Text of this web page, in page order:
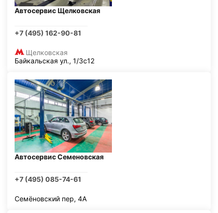
Автосервис Щелковская
+7 (495) 162-90-81
Щелковская
Байкальская ул., 1/3с12
Автосервис Семеновская
+7 (495) 085-74-61
Семёновский пер, 4А